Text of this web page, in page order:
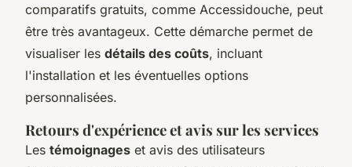
comparatifs gratuits, comme Accessidouche, peut
être très avantageux. Cette démarche permet de
visualiser les détails des coûts, incluant
l'installation et les éventuelles options
personnalisées.
Retours d'expérience et avis sur les services
Les témoignages et avis des utilisateurs